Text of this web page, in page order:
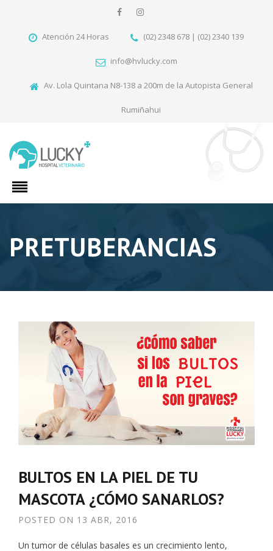
Atención 24 Horas (02) 2348 678 | (02) 2340 139
info@hvlucky.com
Av. Lola Quintana N8-138 a 200m de la Autopista General
Rumiñahui
PRETUBERANCIAS
BULTOS EN LA PIEL DE TU
MASCOTA ¿CÓMO SANARLOS?
POSTED ON 13 ABR, 2016
Un tumor de células basales es un crecimiento lento,